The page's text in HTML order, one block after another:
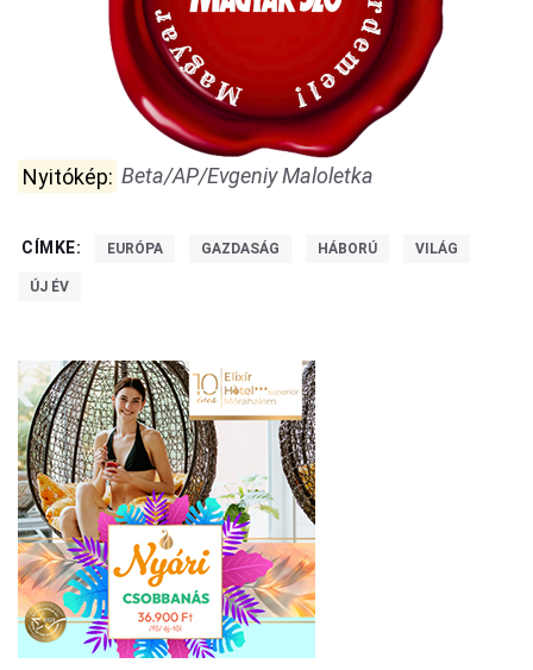
Nyitókép: Beta/AP/Evgeniy Maloletka
CÍMKE: EURÓPA GAZDASÁG HÁBORÚ VILÁG
ÚJ ÉV